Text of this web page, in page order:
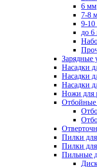
6 мм
7-8
9-
до
Зарядные
Насадки
Насадки
Насадки
Ножи для
Отбойные
Пилки
Пилки
Пильные